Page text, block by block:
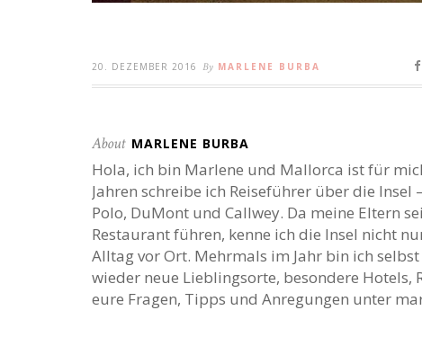
20. DEZEMBER 2016 By MARLENE BURBA
About MARLENE BURBA
Hola, ich bin Marlene und Mallorca ist für
Jahren schreibe ich Reiseführer über die
Polo, DuMont und Callwey. Da meine Eltern
Restaurant führen, kenne ich die Insel nicht
Alltag vor Ort. Mehrmals im Jahr bin ich
wieder neue Lieblingsorte, besondere
eure Fragen, Tipps und Anregungen unter